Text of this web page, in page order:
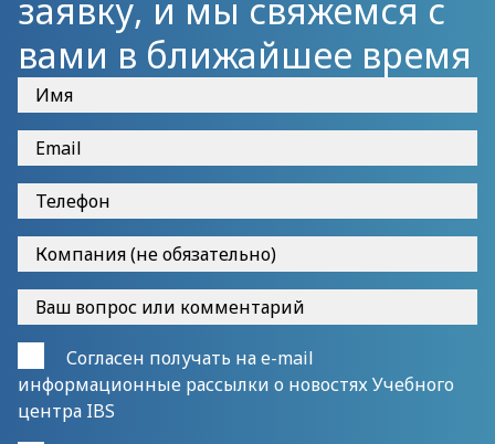
заявку, и мы свяжемся с
вами в ближайшее время
Согласен получать на e-mail
информационные рассылки о новостях Учебного
центра IBS